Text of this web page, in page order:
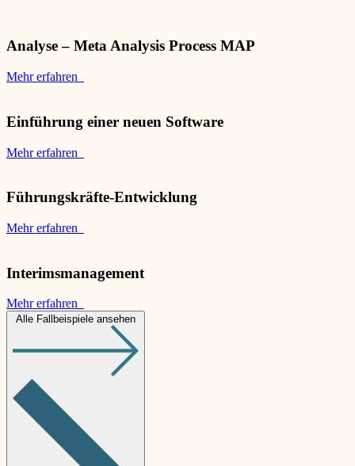
Analyse – Meta Analysis Process MAP
Mehr erfahren
Einführung einer neuen Software
Mehr erfahren
Führungskräfte-Entwicklung
Mehr erfahren
Interimsmanagement
Mehr erfahren
Alle Fallbeispiele ansehen